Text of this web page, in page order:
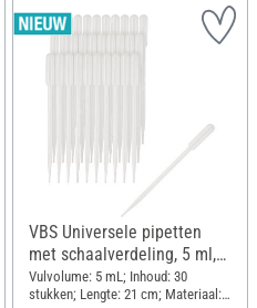
VBS Universele pipetten
met schaalverdeling, 5 ml,
30 stuks
Vulvolume: 5 mL; Inhoud: 30
stukken; Lengte: 21 cm; Materiaal: